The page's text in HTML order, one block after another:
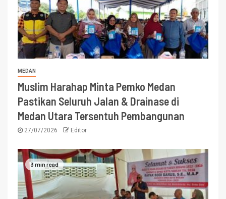
MEDAN
Muslim Harahap Minta Pemko Medan
Pastikan Seluruh Jalan & Drainase di
Medan Utara Tersentuh Pembangunan
27/07/2026 Editor
3 min read